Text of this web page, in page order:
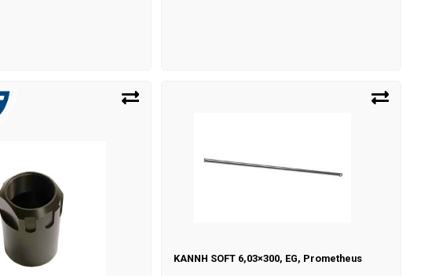
ΚΑΝΝΗ SOFT 6,03×300, EG, Prometheus